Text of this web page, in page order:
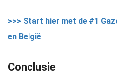
>>> Start hier met de #1
en België
Conclusie